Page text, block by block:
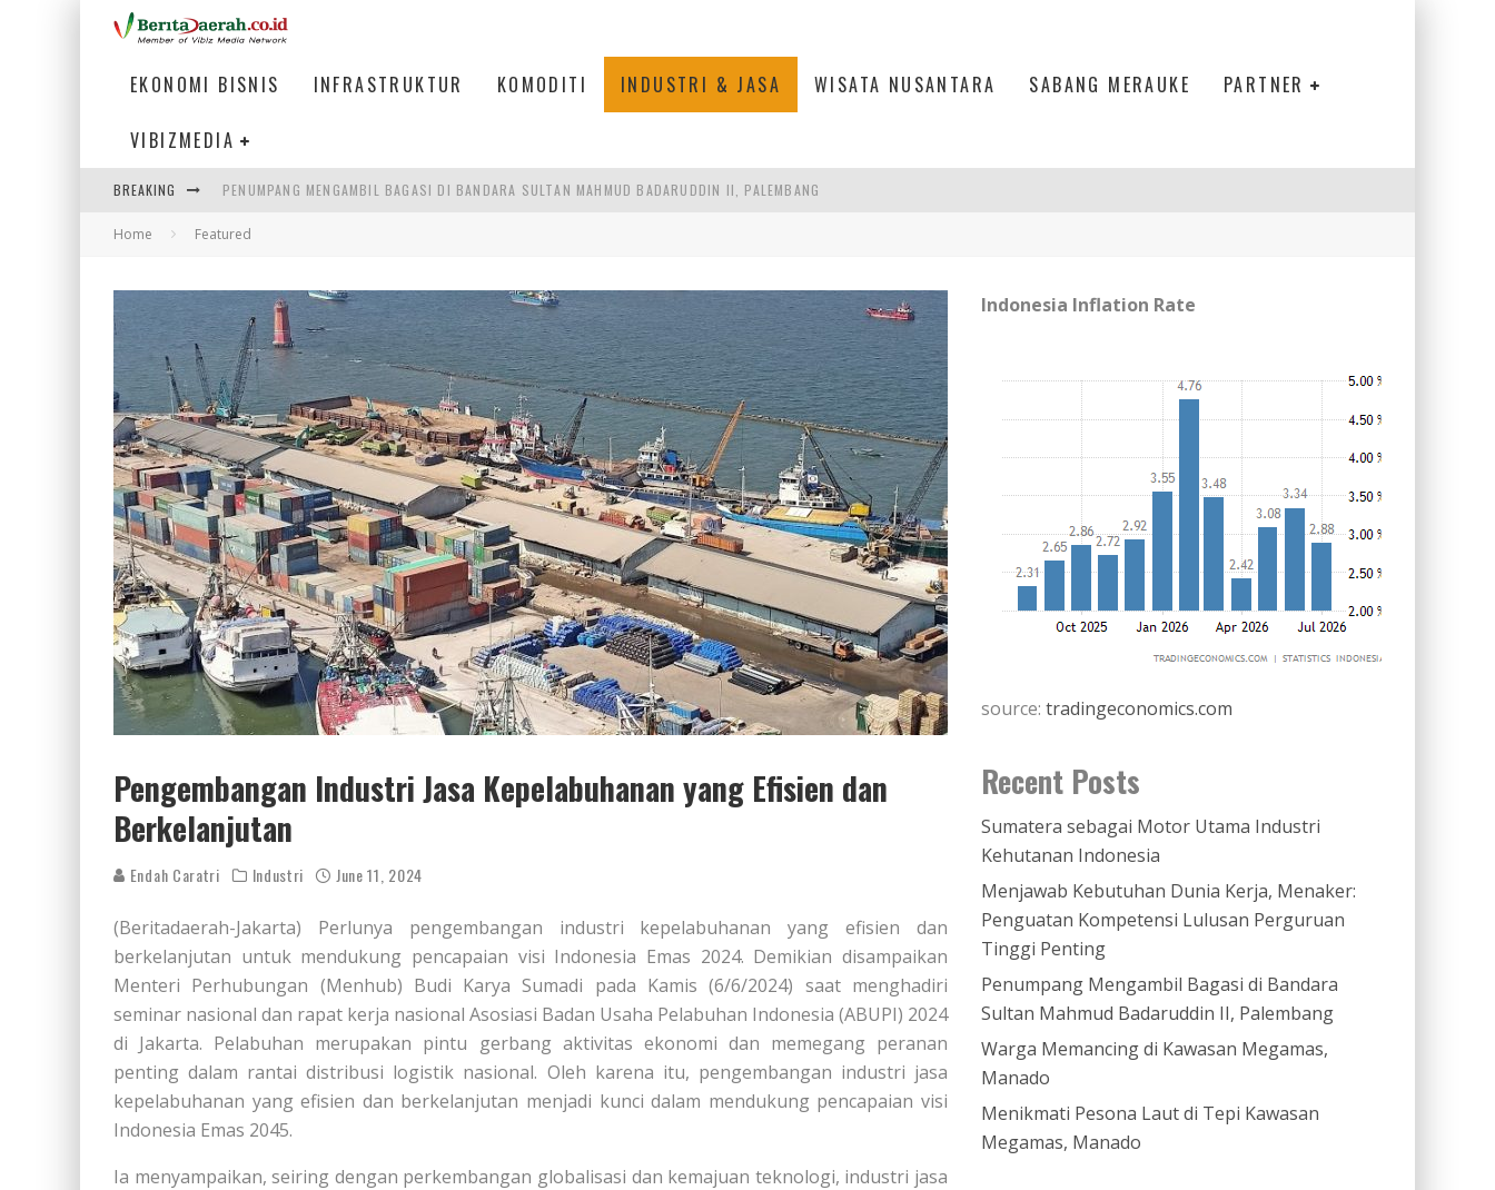
EKONOMI BISNIS INFRASTRUKTUR KOMODITI INDUSTRI & JASA WISATA NUSANTARA SABANG MERAUKE PARTNER
VIBIZMEDIA
BREAKING PENUMPANG MENGAMBIL BAGASI DI BANDARA SULTAN MAHMUD BADARUDDIN II, PALEMBANG
WARGA MEMANCING DI KAWASAN MEGAMAS, MANADO
MENJAWAB KEBUTUHAN DUNIA KERJA, MENAKER: PENGUATAN KOMPETENSI LULUSAN PERGURUAN TINGGI PENTING
Home Featured
Pengembangan Industri Jasa Kepelabuhanan yang Efisien dan
Berkelanjutan
Endah Caratri Industri June 11, 2024
(Beritadaerah-Jakarta) Perlunya pengembangan industri kepelabuhanan yang efisien dan
berkelanjutan untuk mendukung pencapaian visi Indonesia Emas 2024. Demikian disampaikan
Menteri Perhubungan (Menhub) Budi Karya Sumadi pada Kamis (6/6/2024) saat menghadiri
seminar nasional dan rapat kerja nasional Asosiasi Badan Usaha Pelabuhan Indonesia (ABUPI) 2024
di Jakarta. Pelabuhan merupakan pintu gerbang aktivitas ekonomi dan memegang peranan
penting dalam rantai distribusi logistik nasional. Oleh karena itu, pengembangan industri jasa
kepelabuhanan yang efisien dan berkelanjutan menjadi kunci dalam mendukung pencapaian visi
Indonesia Emas 2045.
Ia menyampaikan, seiring dengan perkembangan globalisasi dan kemajuan teknologi, industri jasa
Indonesia Inflation Rate
source: tradingeconomics.com
Recent Posts
Sumatera sebagai Motor Utama Industri
Kehutanan Indonesia
Menjawab Kebutuhan Dunia Kerja, Menaker:
Penguatan Kompetensi Lulusan Perguruan
Tinggi Penting
Penumpang Mengambil Bagasi di Bandara
Sultan Mahmud Badaruddin II, Palembang
Warga Memancing di Kawasan Megamas,
Manado
Menikmati Pesona Laut di Tepi Kawasan
Megamas, Manado